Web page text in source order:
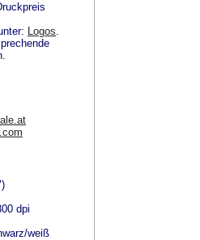
Logos.
dpi
weiß